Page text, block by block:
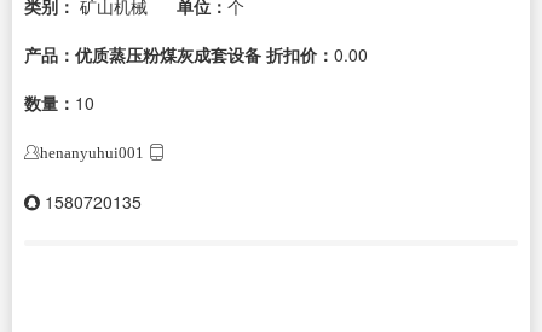
类别： 矿山机械 单位： 个
产品：优质蒸压粉煤灰成套设备 折扣价： 0.00
数量： 10
henanyuhui001
1580720135